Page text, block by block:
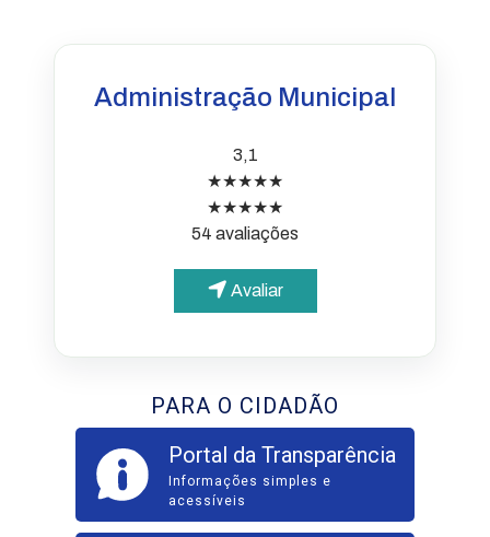
Administração Municipal
3,1
★★★★★
★★★★★
54 avaliações
Avaliar
PARA O CIDADÃO
Portal da Transparência
Informações simples e
acessíveis